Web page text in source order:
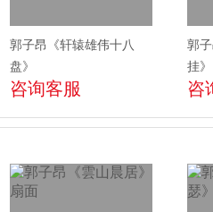
郭子昂《轩辕雄伟十八
盘》
咨询客服
郭
挂》
咨